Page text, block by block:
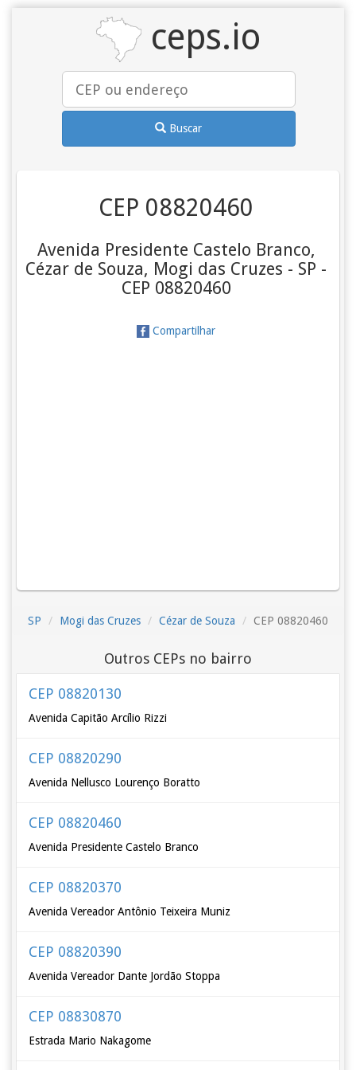
ceps.io
Buscar
CEP 08820460
Avenida Presidente Castelo Branco,
Cézar de Souza, Mogi das Cruzes - SP -
CEP 08820460
Compartilhar
SP Mogi das Cruzes Cézar de Souza CEP 08820460
Outros CEPs no bairro
CEP 08820130
Avenida Capitão Arcílio Rizzi
CEP 08820290
Avenida Nellusco Lourenço Boratto
CEP 08820460
Avenida Presidente Castelo Branco
CEP 08820370
Avenida Vereador Antônio Teixeira Muniz
CEP 08820390
Avenida Vereador Dante Jordão Stoppa
CEP 08830870
Estrada Mario Nakagome